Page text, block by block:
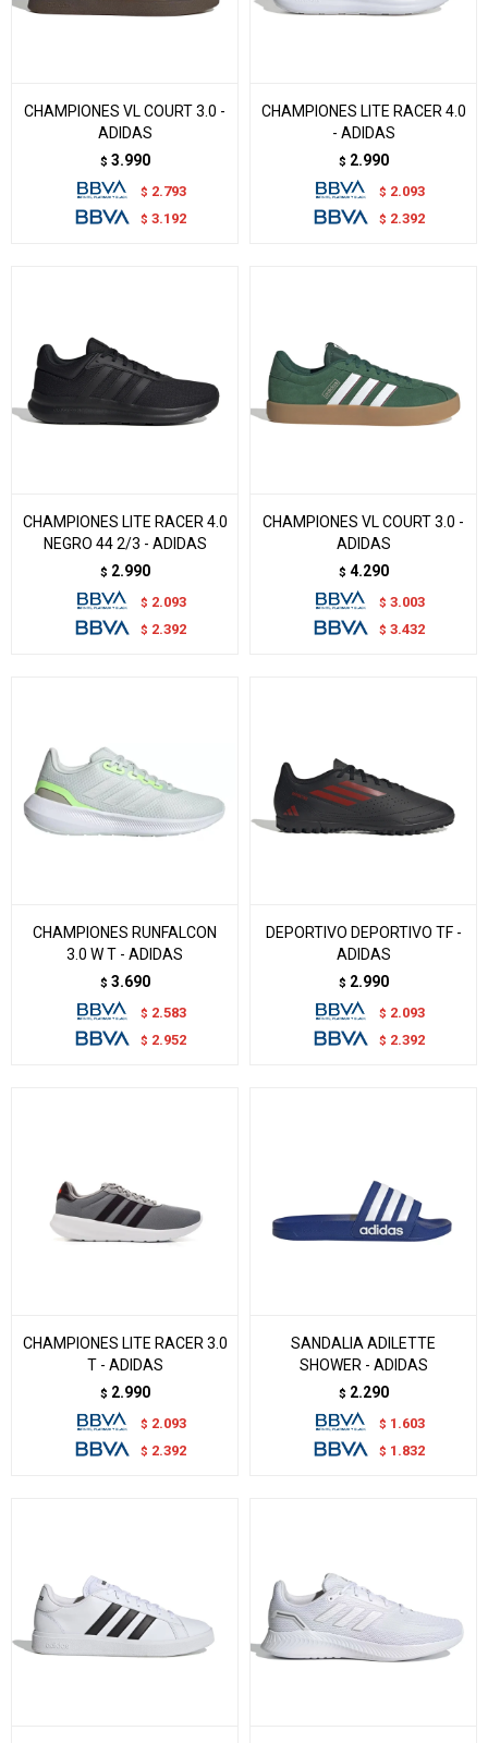
CHAMPIONES VL COURT 3.0 -
ADIDAS
$ 3.990
$ 2.793
$ 3.192
CHAMPIONES LITE RACER 4.0
- ADIDAS
$ 2.990
$ 2.093
$ 2.392
CHAMPIONES LITE RACER 4.0
NEGRO 44 2/3 - ADIDAS
$ 2.990
$ 2.093
$ 2.392
CHAMPIONES VL COURT 3.0 -
ADIDAS
$ 4.290
$ 3.003
$ 3.432
CHAMPIONES RUNFALCON
3.0 W T - ADIDAS
$ 3.690
$ 2.583
$ 2.952
DEPORTIVO DEPORTIVO TF -
ADIDAS
$ 2.990
$ 2.093
$ 2.392
CHAMPIONES LITE RACER 3.0
T - ADIDAS
$ 2.990
$ 2.093
$ 2.392
SANDALIA ADILETTE
SHOWER - ADIDAS
$ 2.290
$ 1.603
$ 1.832